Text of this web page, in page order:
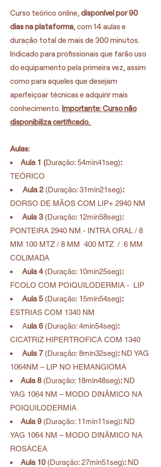
Curso teórico online,disponível por 90
dias na plataforma, com 14 aulas e
duração total de mais de 300 minutos.
Indicado para profissionais que farão uso
do equipamento pela primeira vez, assim
como para aqueles que desejam
aperfeiçoar técnicas e adquirir mais
conhecimento. Importante: Curso não
disponibiliza certificado.
Aulas:
Aula 1 (Duração: 54min41seg):
TEÓRICO
Aula 2 (Duração: 31min21seg):
DORSO DE MÃOS COM LIP+ 2940 NM
Aula 3 (Duração: 12min58seg):
PONTEIRA 2940 NM - INTRA ORAL / 8
MM 100 MTZ / 8 MM 400 MTZ / 6 MM
COLIMADA
Aula 4 (Duração: 10min25seg):
FCOLO COM POIQUILODERMIA - LIP
Aula 5 (Duração: 15min54seg):
ESTRIAS COM 1340 NM
Aula 6 (Duração: 4min54seg):
CICATRIZ HIPERTROFICA COM 1340
Aula 7 (Duração: 8min32seg): ND YAG
1064NM – LIP NO HEMANGIOMA
Aula 8 (Duração: 18min48seg): ND
YAG 1064 NM – MODO DINÂMICO NA
POIQUILODERMIA
Aula 9 (Duração: 11min11seg): ND
YAG 1064 NM – MODO DINÂMICO NA
ROSÁCEA
Aula 10 (Duração: 27min51seg): ND